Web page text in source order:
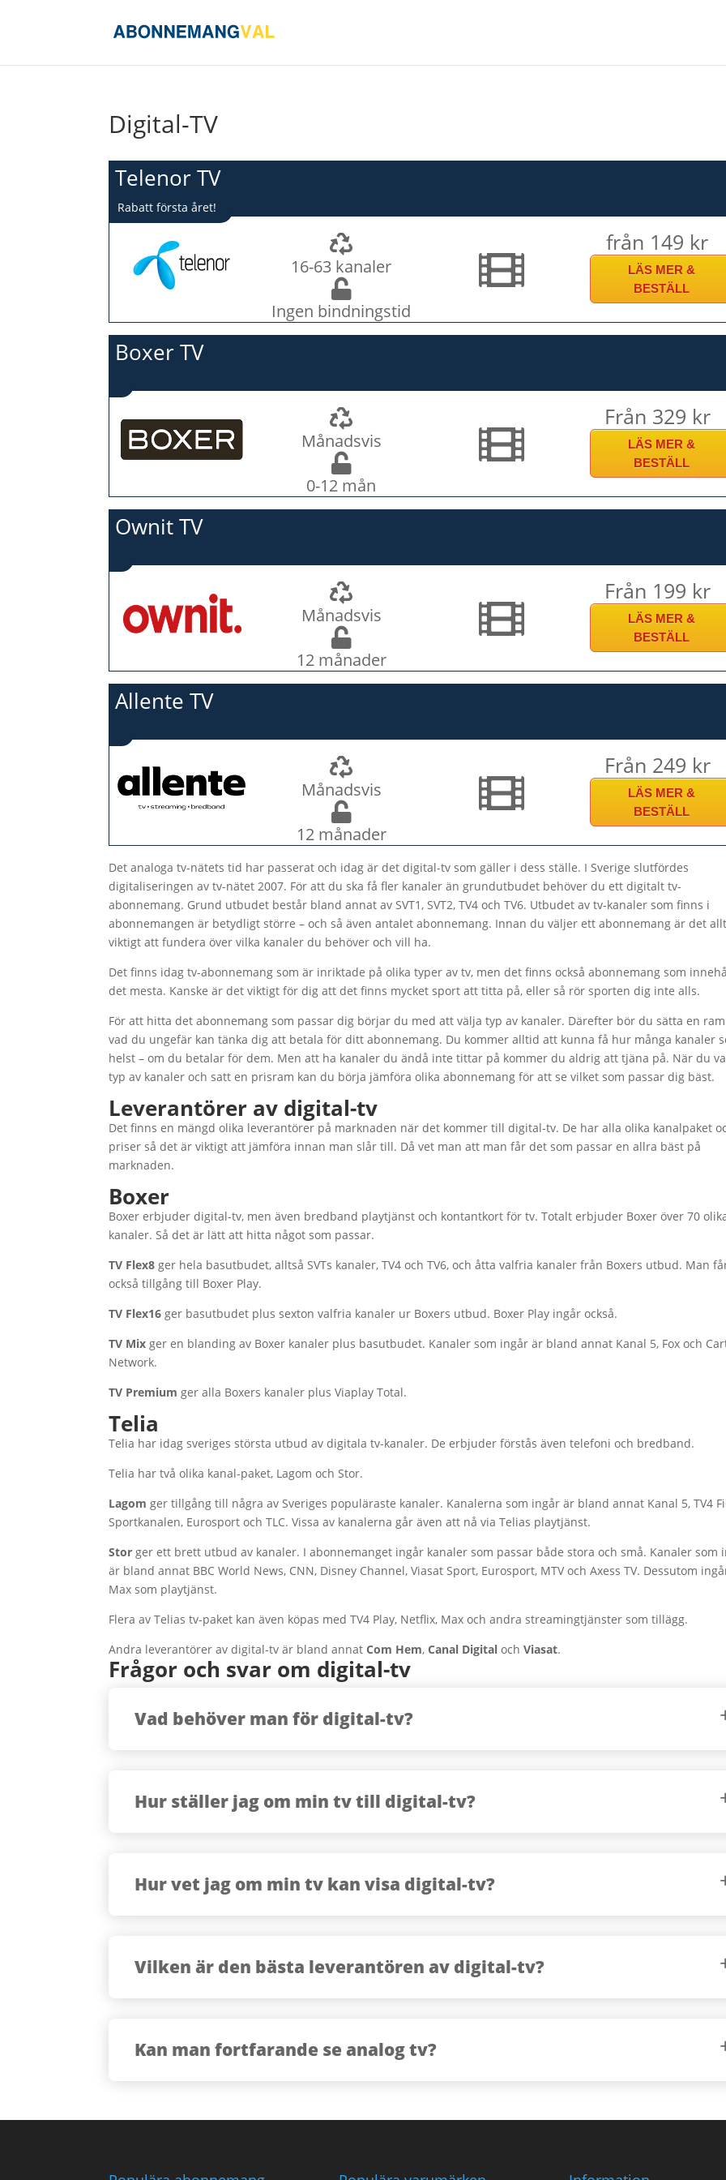
Digital-TV
Telenor TV
Rabatt första året!
16-63 kanaler
Ingen bindningstid
från 149 kr
LÄS MER &
BESTÄLL
Boxer TV
Månadsvis
0-12 mån
Från 329 kr
LÄS MER &
BESTÄLL
Ownit TV
Månadsvis
12 månader
Från 199 kr
LÄS MER &
BESTÄLL
Allente TV
Månadsvis
12 månader
Från 249 kr
LÄS MER &
BESTÄLL
Det analoga tv-nätets tid har passerat och idag är det digital-tv som gäller i dess ställe. I Sverige slutfördes
digitaliseringen av tv-nätet 2007. För att du ska få fler kanaler än grundutbudet behöver du ett digitalt tv-
abonnemang. Grund utbudet består bland annat av SVT1, SVT2, TV4 och TV6. Utbudet av tv-kanaler som finns i
abonnemangen är betydligt större – och så även antalet abonnemang. Innan du väljer ett abonnemang är det
viktigt att fundera över vilka kanaler du behöver och vill ha.
Det finns idag tv-abonnemang som är inriktade på olika typer av tv, men det finns också abonnemang som
det mesta. Kanske är det viktigt för dig att det finns mycket sport att titta på, eller så rör sporten dig inte alls.
För att hitta det abonnemang som passar dig börjar du med att välja typ av kanaler. Därefter bör du sätta en
vad du ungefär kan tänka dig att betala för ditt abonnemang. Du kommer alltid att kunna få hur många kanaler
helst – om du betalar för dem. Men att ha kanaler du ändå inte tittar på kommer du aldrig att tjäna på. När du
typ av kanaler och satt en prisram kan du börja jämföra olika abonnemang för att se vilket som passar dig bäst.
Leverantörer av digital-tv
Det finns en mängd olika leverantörer på marknaden när det kommer till digital-tv. De har alla olika kanalpaket
priser så det är viktigt att jämföra innan man slår till. Då vet man att man får det som passar en allra bäst på
marknaden.
Boxer
Boxer erbjuder digital-tv, men även bredband playtjänst och kontantkort för tv. Totalt erbjuder Boxer över 70
kanaler. Så det är lätt att hitta något som passar.
TV Flex8ger hela basutbudet, alltså SVTs kanaler, TV4 och TV6, och åtta valfria kanaler från Boxers utbud. Man
också tillgång till Boxer Play.
TV Flex16 ger basutbudet plus sexton valfria kanaler ur Boxers utbud. Boxer Play ingår också.
TV Mixger en blanding av Boxer kanaler plus basutbudet. Kanaler som ingår är bland annat Kanal 5, Fox och
Network.
TV Premiumger alla Boxers kanaler plus Viaplay Total.
Telia
Telia har idag sveriges största utbud av digitala tv-kanaler. De erbjuder förstås även telefoni och bredband.
Telia har två olika kanal-paket, Lagom och Stor.
Lagom ger tillgång till några av Sveriges populäraste kanaler. Kanalerna som ingår är bland annat Kanal 5, TV4
Sportkanalen, Eurosport och TLC. Vissa av kanalerna går även att nå via Telias playtjänst.
Storger ett brett utbud av kanaler. I abonnemanget ingår kanaler som passar både stora och små. Kanaler som
är bland annat BBC World News, CNN, Disney Channel, Viasat Sport, Eurosport, MTV och Axess TV. Dessutom
Max som playtjänst.
Flera av Telias tv-paket kan även köpas med TV4 Play, Netflix, Max och andra streamingtjänster som tillägg.
Andra leverantörer av digital-tv är bland annatCom Hem,Canal Digital ochViasat.
Frågor och svar om digital-tv
Vad behöver man för digital-tv?
Hur ställer jag om min tv till digital-tv?
Hur vet jag om min tv kan visa digital-tv?
Vilken är den bästa leverantören av digital-tv?
Kan man fortfarande se analog tv?